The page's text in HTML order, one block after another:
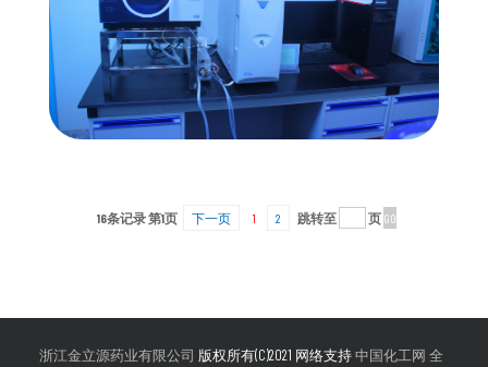
16条记录 第1页 下一页 1 2 跳转至 页
浙江金立源药业有限公司 版权所有(C)2021 网络支持中国化工网 全